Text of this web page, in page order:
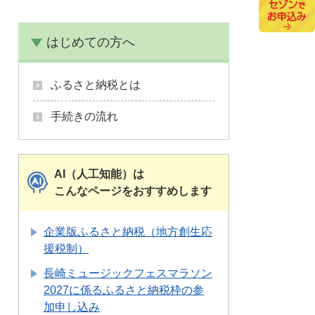
はじめての方へ
ふるさと納税とは
手続きの流れ
AI（人工知能）は
こんなページをおすすめします
企業版ふるさと納税（地方創生応
援税制）
長崎ミュージックフェスマラソン
2027に係るふるさと納税枠の参
加申し込み